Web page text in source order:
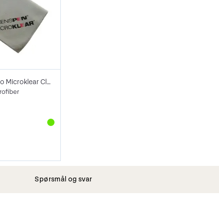
Lenspen Photo Microklear Cloth
Spørsmål og svar